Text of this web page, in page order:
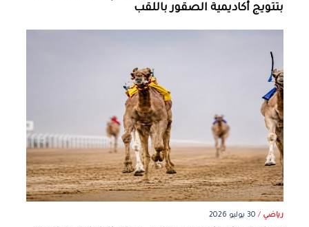
بتتويج أكاديمية الصقور باللقب
رياضي / 30 يوليو 2026